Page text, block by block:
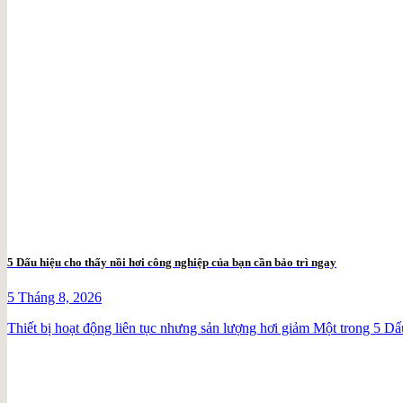
5 Dấu hiệu cho thấy nồi hơi công nghiệp của bạn cần bảo trì ngay
5 Tháng 8, 2026
Thiết bị hoạt động liên tục nhưng sản lượng hơi giảm Một trong 5